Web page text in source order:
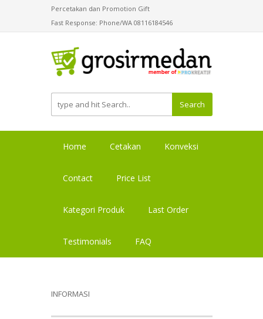
Percetakan dan Promotion Gift
Fast Response: Phone/WA 08116184546
Search
Home Cetakan Konveksi
Contact Price List
Kategori Produk Last Order
Testimonials FAQ
INFORMASI